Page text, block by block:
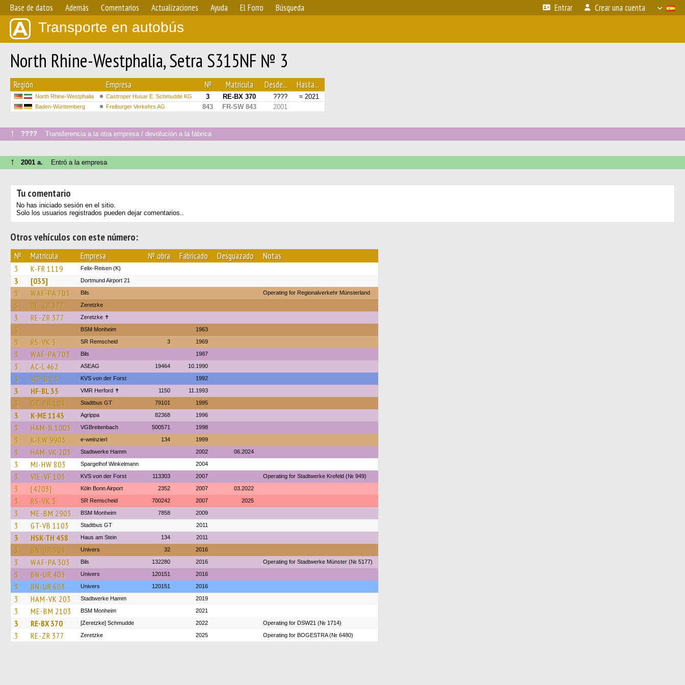
Base de datos Además Comentarios Actualizaciones Ayuda El Forro Búsqueda Entrar Crear una cuenta
Transporte en autobús
North Rhine-Westphalia, Setra S315NF № 3
Región Empresa № Matrícula Desde... Hasta...
North Rhine-Westphalia Castroper Husar E. Schmudde KG 3 RE-BX 370 ???? ≈ 2021
Baden-Württemberg Freiburger Verkehrs AG 843 FR-SW 843 2001
↑ ???? Transferencia a la otra empresa / devolución a la fábrica
↑ 2001 a. Entró a la empresa
Tu comentario
No has iniciado sesión en el sitio.
Solo los usuarios registrados pueden dejar comentarios..
Otros vehículos con este número:
№ Matrícula Empresa № obra Fabricado Desguazado Notas
3 K-FR 1119 Felix-Reisen (K)
3 [035] Dortmund Airport 21
3 WAF-PA 703 Bils Operating for Regionalverkehr Münsterland
3 RE-ZR 377 Zeretzke
3 RE-ZR 377 Zeretzke ✝
3 BSM Monheim 1963
3 RS-VK 3 SR Remscheid 3 1969
3 WAF-PA 703 Bils 1987
3 AC-L 462 ASEAG 19464 10.1990
3 VIE-DV 3 KVS von der Forst 1992
3 HF-BL 35 VMR Herford ✝ 1150 11.1993
3 GT-PN 103 Stadtbus GT 79101 1995
3 K-ME 1143 Agrippa 82368 1996
3 HAM-B 1003 VGBreitenbach 500571 1998
3 K-EW 9903 e-weinzierl 134 1999
3 HAM-VK 203 Stadtwerke Hamm 2002 06.2024
3 MI-HW 803 Spargelhof Winkelmann 2004
3 VIE-VF 103 KVS von der Forst 113303 2007 Operating for Stadtwerke Krefeld (№ 949)
3 [4203] Köln Bonn Airport 2352 2007 03.2022
3 RS-VK 3 SR Remscheid 700242 2007 2025
3 ME-BM 2903 BSM Monheim 7858 2009
3 GT-VB 1103 Stadtbus GT 2011
3 HSK-TH 458 Haus am Stein 134 2011
3 BN-UR 503 Univers 32 2016
3 WAF-PA 303 Bils 132280 2016 Operating for Stadtwerke Münster (№ 5177)
3 BN-UR 403 Univers 120151 2016
3 BN-UR 603 Univers 120151 2016
3 HAM-VK 203 Stadtwerke Hamm 2019
3 ME-BM 2103 BSM Monheim 2021
3 RE-BX 370 [Zeretzke] Schmudde 2022 Operating for DSW21 (№ 1714)
3 RE-ZR 377 Zeretzke 2025 Operating for BOGESTRA (№ 6480)